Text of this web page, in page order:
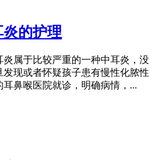
的护理
属于比较严重的一种中耳炎，没
现或者怀疑孩子患有慢性化脓性
鼻喉医院就诊，明确病情，...